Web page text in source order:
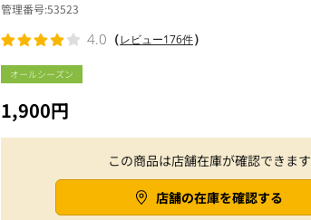
オールシーズン
この商品は店舗在庫が確認できます
店舗の在庫を確認する
1,900円
管理番号53523
4.0 （レビュー176件）